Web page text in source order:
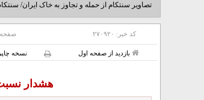
تصاویر سنتکام از حمله و تجاوز به خاک ایران/
کد خبر: ۲۷۰۹۲۰
بازدید از صفحه اول نسخه
هشدار